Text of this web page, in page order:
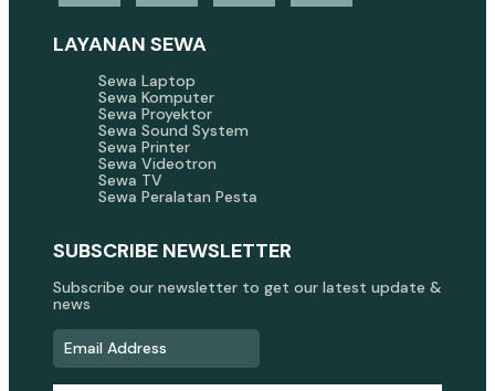
LAYANAN SEWA
Sewa Laptop
Sewa Komputer
Sewa Proyektor
Sewa Sound System
Sewa Printer
Sewa Videotron
Sewa TV
Sewa Peralatan Pesta
SUBSCRIBE NEWSLETTER
Subscribe our newsletter to get our latest update &
news